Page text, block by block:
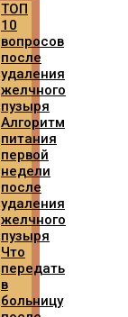
ТОП
10
вопросов
после
удаления
желчного
пузыря
Алгоритм
питания
первой
недели
после
удаления
желчного
пузыря
Что
передать
в
больницу